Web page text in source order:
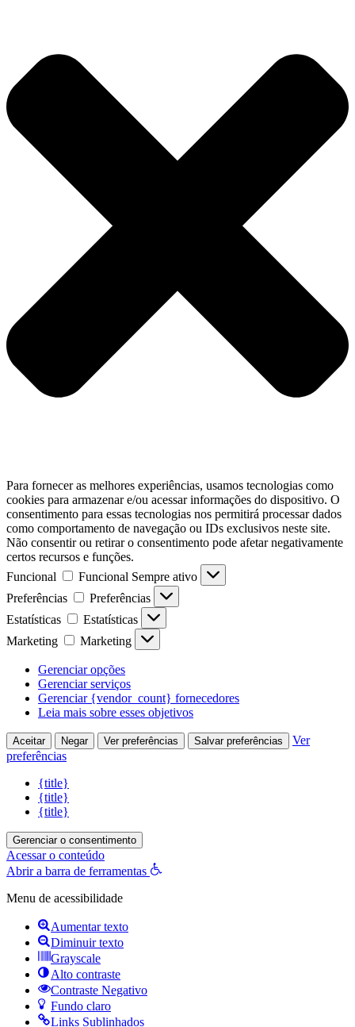
Para fornecer as melhores experiências, usamos tecnologias como
cookies para armazenar e/ou acessar informações do dispositivo. O
consentimento para essas tecnologias nos permitirá processar dados
como comportamento de navegação ou IDs exclusivos neste site.
Não consentir ou retirar o consentimento pode afetar negativamente
certos recursos e funções.
Funcional
Funcional Sempre ativo
Preferências
Preferências
Estatísticas
Estatísticas
Marketing
Marketing
Gerenciar opções
Gerenciar serviços
Gerenciar {vendor_count} fornecedores
Leia mais sobre esses objetivos
Aceitar Negar Ver preferências Salvar preferências
Ver
preferências
{title}
{title}
{title}
Gerenciar o consentimento
Acessar o conteúdo
Abrir a barra de ferramentas
Menu de acessibilidade
Aumentar texto
Diminuir texto
Grayscale
Alto contraste
Contraste Negativo
Fundo claro
Links Sublinhados